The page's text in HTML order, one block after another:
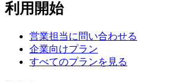
利用開始
営業担当に問い合わせる
企業向けプラン
すべてのプランを見る